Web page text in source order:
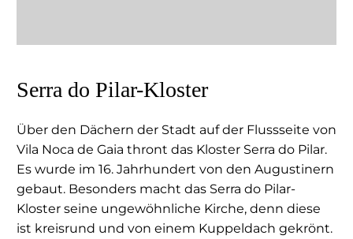
Serra do Pilar-Kloster
Über den Dächern der Stadt auf der Flussseite von
Vila Noca de Gaia thront das Kloster Serra do Pilar.
Es wurde im 16. Jahrhundert von den Augustinern
gebaut. Besonders macht das Serra do Pilar-
Kloster seine ungewöhnliche Kirche, denn diese
ist kreisrund und von einem Kuppeldach gekrönt.